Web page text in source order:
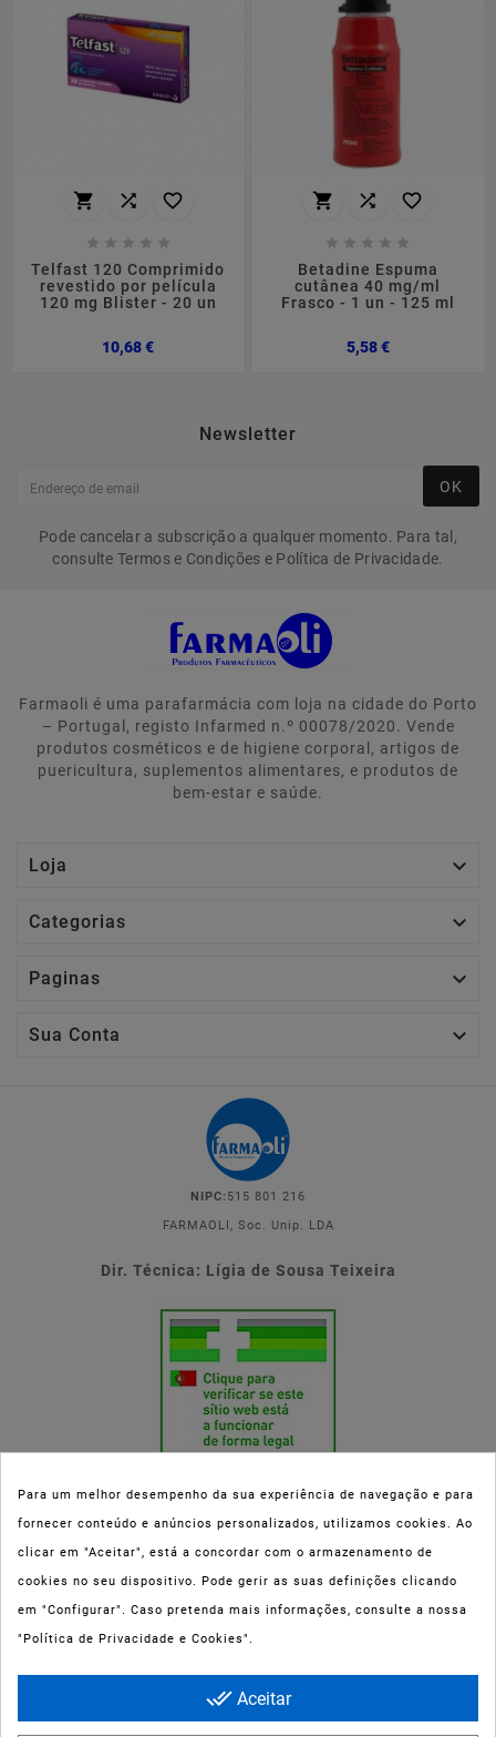
  
    
Telfast 120 Comprimido
revestido por película
120 mg Blister - 20 un
10,68 €Preço
  
    
Betadine Espuma
cutânea 40 mg/ml
Frasco - 1 un - 125 ml
5,58 €Preço
Newsletter
OK
Pode cancelar a subscrição a qualquer momento. Para tal,
consulte Termos e Condições e Política de Privacidade.
Farmaoli é uma parafarmácia com loja na cidade do Porto
– Portugal, registo Infarmed n.º 00078/2020. Vende
produtos cosméticos e de higiene corporal, artigos de
puericultura, suplementos alimentares, e produtos de
bem-estar e saúde.
Loja 
Categorias 
Paginas 
Sua Conta 
NIPC: 515 801 216
FARMAOLI, Soc. Unip. LDA
Dir. Técnica: Lígia de Sousa Teixeira
Esta parafarmácia (Farmaoli) encontra-se autorizada pelo INFARMED
(registo nº 00078/2020) para a dispensa de Medicamentos Não
Sujeitos a Receita Médica (MNSRM) e produtos de saúde e bem-estar
ao domicílio e através da internet. Os Medicamentos Não Sujeitos a
Maia, Matosinhos, Gondomar e Vila Nova de Gaia.
Para um melhor desempenho da sua experiência de navegação e para
fornecer conteúdo e anúncios personalizados, utilizamos cookies. Ao
clicar em "Aceitar", está a concordar com o armazenamento de
cookies no seu dispositivo. Pode gerir as suas definições clicando
em "Configurar". Caso pretenda mais informações, consulte a nossa
"Política de Privacidade e Cookies".
done_all Aceitar